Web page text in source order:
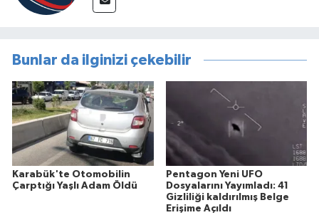
Bunlar da ilginizi çekebilir
Karabük'te Otomobilin
Çarptığı Yaşlı Adam Öldü
Pentagon Yeni UFO
Dosyalarını Yayımladı: 41
Gizliliği kaldırılmış Belge
Erişime Açıldı